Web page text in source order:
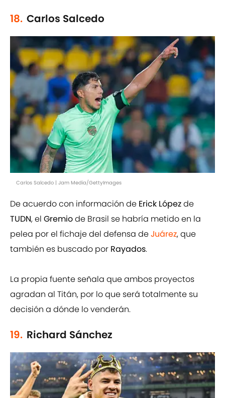
18. Carlos Salcedo
Carlos Salcedo | Jam Media/GettyImages
De acuerdo con información de Erick Lópezde
TUDN, el Gremiode Brasil se habría metido en la
pelea por el fichaje del defensa deJuárez, que
también es buscado por Rayados.
La propia fuente señala que ambos proyectos
agradan al Titán, por lo que será totalmente su
decisión a dónde lo venderán.
19. Richard Sánchez